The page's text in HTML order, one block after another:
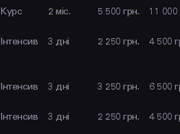
Курс 2 міс. 5 500 грн. 11 000
Інтенсив 3 дні 2 250 грн. 4 500
Інтенсив 3 дні 3 250 грн. 6 500
Інтенсив 3 дні 2 250 грн. 4 500